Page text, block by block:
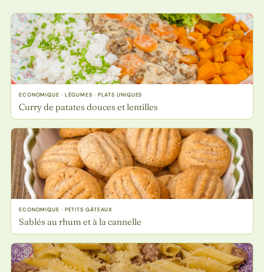
ECONOMIQUE · LÉGUMES · PLATS UNIQUES
Curry de patates douces et lentilles
ECONOMIQUE · PETITS GÂTEAUX
Sablés au rhum et à la cannelle